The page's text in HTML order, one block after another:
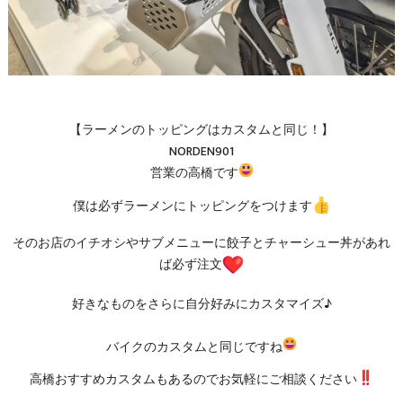
【ラーメンのトッピングはカスタムと同じ！】
NORDEN901
営業の高橋です
僕は必ずラーメンにトッピングをつけます
そのお店のイチオシやサブメニューに餃子とチャーシュー丼があれ
ば必ず注文
好きなものをさらに自分好みにカスタマイズ♪
バイクのカスタムと同じですね
高橋おすすめカスタムもあるのでお気軽にご相談ください